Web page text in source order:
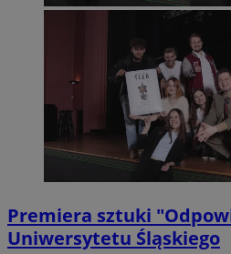
Premiera sztuki
Uniwersytetu Śląskiego